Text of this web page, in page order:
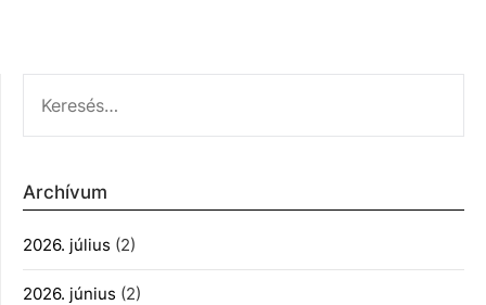
Archívum
2026. július (2)
2026. június (2)